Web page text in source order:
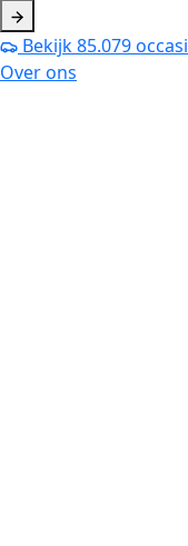
Bekijk85.079
Over ons